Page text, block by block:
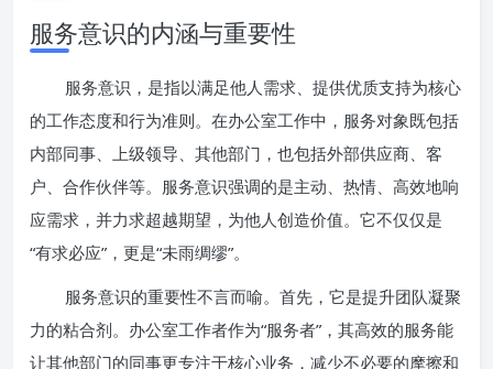
服务意识的内涵与重要性
服务意识，是指以满足他人需求、提供优质支持为核心
的工作态度和行为准则。在办公室工作中，服务对象既包括
内部同事、上级领导、其他部门，也包括外部供应商、客
户、合作伙伴等。服务意识强调的是主动、热情、高效地响
应需求，并力求超越期望，为他人创造价值。它不仅仅是
“有求必应”，更是“未雨绸缪”。
服务意识的重要性不言而喻。首先，它是提升团队凝聚
力的粘合剂。办公室工作者作为“服务者”，其高效的服务能
让其他部门的同事更专注于核心业务，减少不必要的摩擦和